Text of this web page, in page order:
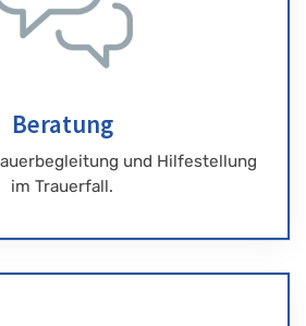
Beratung
und Hilfestellung
im Trauerfall.